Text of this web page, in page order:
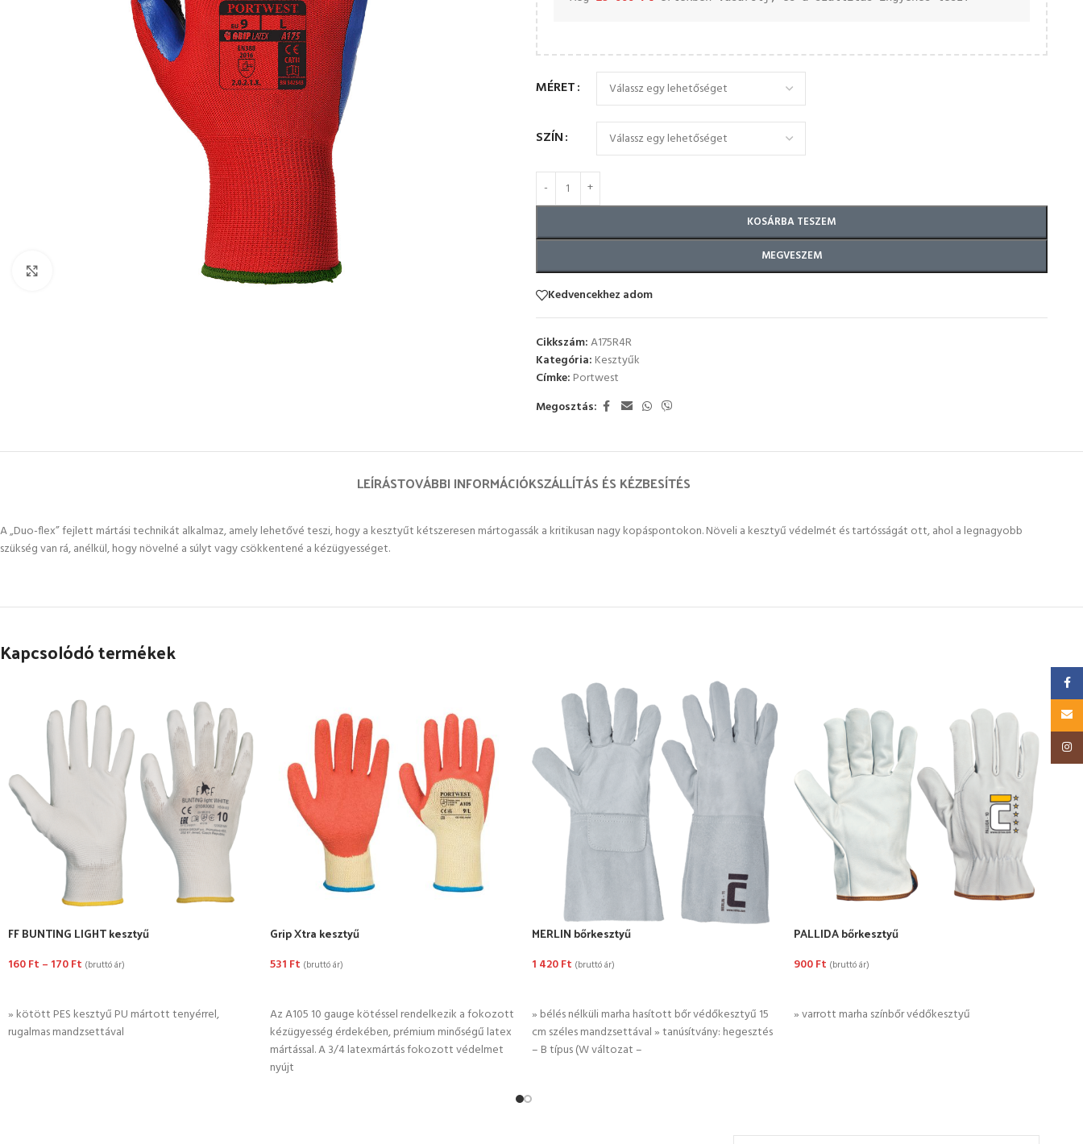
MÉRET
SZÍN
KOSÁRBA TESZEM
MEGVESZEM
Kedvencekhez adom
Cikkszám:A175R4R
Kategória: Kesztyűk
Címke: Portwest
Megosztás:
LEÍRÁSTOVÁBBI INFORMÁCIÓKSZÁLLÍTÁS ÉS KÉZBESÍTÉS
A „Duo-flex” fejlett mártási technikát alkalmaz, amely lehetővé teszi, hogy a kesztyűt kétszeresen mártogassák a kritikusan nagy kopáspontokon. Növeli a kesztyű védelmét és tartósságát ott, ahol a legnagyobb
szükség van rá, anélkül, hogy növelné a súlyt vagy csökkentené a kézügyességet.
Kapcsolódó termékek
FF BUNTING LIGHT kesztyű
160Ft – 170Ft (bruttó ár)
» kötött PES kesztyű PU mártott tenyérrel,
rugalmas mandzsettával
Grip Xtra kesztyű
531 Ft (bruttó ár)
Az A105 10 gauge kötéssel rendelkezik a fokozott
kézügyesség érdekében, prémium minőségű latex
mártással. A 3/4 latexmártás fokozott védelmet
nyújt
MERLIN bőrkesztyű
1 420Ft (bruttó ár)
» bélés nélküli marha hasított bőr védőkesztyű 15
cm széles mandzsettával » tanúsítvány: hegesztés
– B típus (W változat –
PALLIDA bőrkesztyű
900Ft (bruttó ár)
» varrott marha színbőr védőkesztyű
3
Email